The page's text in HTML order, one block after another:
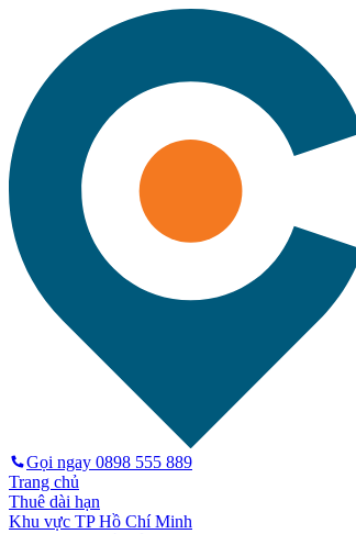
Gọi ngay 0898 555 889
Trang chủ
Thuê dài hạn
Khu vực TP Hồ Chí Minh